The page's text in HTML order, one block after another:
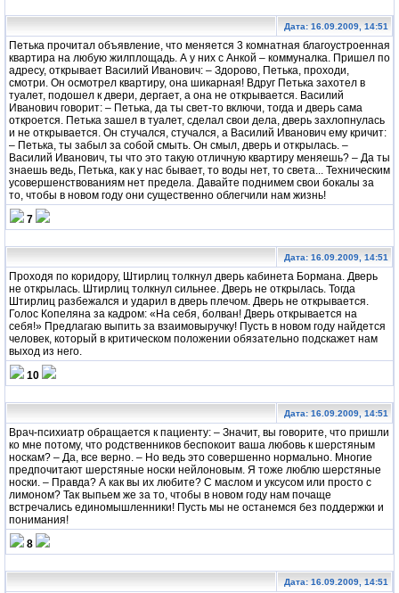
Дата: 16.09.2009, 14:51
Петька прочитал объявление, что меняется 3 комнатная благоустроенная
квартира на любую жилплощадь. А у них с Анкой – коммуналка. Пришел по
адресу, открывает Василий Иванович: – Здорово, Петька, проходи,
смотри. Он осмотрел квартиру, она шикарная! Вдруг Петька захотел в
туалет, подошел к двери, дергает, а она не открывается. Василий
Иванович говорит: – Петька, да ты свет-то включи, тогда и дверь сама
откроется. Петька зашел в туалет, сделал свои дела, дверь захлопнулась
и не открывается. Он стучался, стучался, а Василий Иванович ему кричит:
– Петька, ты забыл за собой смыть. Он смыл, дверь и открылась. –
Василий Иванович, ты что это такую отличную квартиру меняешь? – Да ты
знаешь ведь, Петька, как у нас бывает, то воды нет, то света... Техническим
усовершенствованиям нет предела. Давайте поднимем свои бокалы за
то, чтобы в новом году они существенно облегчили нам жизнь!
7
Дата: 16.09.2009, 14:51
Проходя по коридору, Штирлиц толкнул дверь кабинета Бормана. Дверь
не открылась. Штирлиц толкнул сильнее. Дверь не открылась. Тогда
Штирлиц разбежался и ударил в дверь плечом. Дверь не открывается.
Голос Копеляна за кадром: «На себя, болван! Дверь открывается на
себя!» Предлагаю выпить за взаимовыручку! Пусть в новом году найдется
человек, который в критическом положении обязательно подскажет нам
выход из него.
10
Дата: 16.09.2009, 14:51
Врач-психиатр обращается к пациенту: – Значит, вы говорите, что пришли
ко мне потому, что родственников беспокоит ваша любовь к шерстяным
носкам? – Да, все верно. – Но ведь это совершенно нормально. Многие
предпочитают шерстяные носки нейлоновым. Я тоже люблю шерстяные
носки. – Правда? А как вы их любите? С маслом и уксусом или просто с
лимоном? Так выпьем же за то, чтобы в новом году нам почаще
встречались единомышленники! Пусть мы не останемся без поддержки и
понимания!
8
Дата: 16.09.2009, 14:51